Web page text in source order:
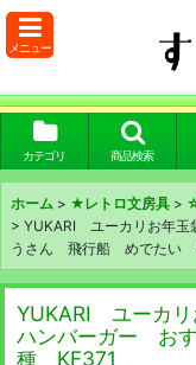
メニュー
カテゴリ 商品検索
ホーム > ★レトロ文房具 >
> YUKARI ユーカリお年
うさん 飛行船 めでた
YUKARI ユーカ
ハンバーガー お
種 KF371